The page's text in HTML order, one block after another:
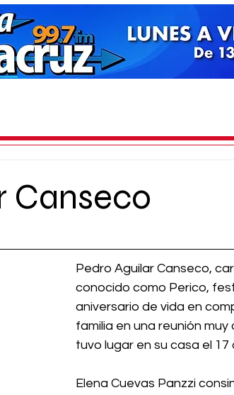
Canseco
Pedro Aguilar Canseco,
conocido como Perico,
aniversario de vida en
familia en una reunión muy
tuvo lugar en su casa el 17
Elena Cuevas Panzzi